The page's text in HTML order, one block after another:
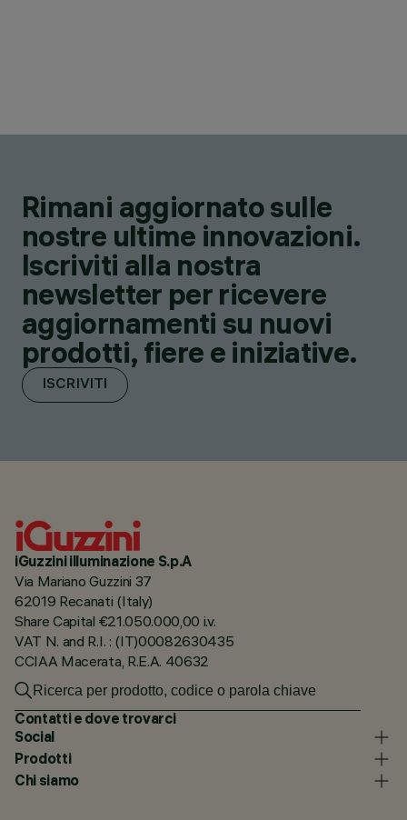
Rimani aggiornato sulle
nostre ultime innovazioni.
Iscriviti alla nostra
newsletter per ricevere
aggiornamenti su nuovi
prodotti, fiere e iniziative.
ISCRIVITI
iGuzzini illuminazione S.p.A
Via Mariano Guzzini 37
62019 Recanati (Italy)
Share Capital €21.050.000,00 i.v.
VAT N. and R.I. : (IT)00082630435
CCIAA Macerata, R.E.A. 40632
Contatti e dove trovarci
Social
Prodotti
Chi siamo